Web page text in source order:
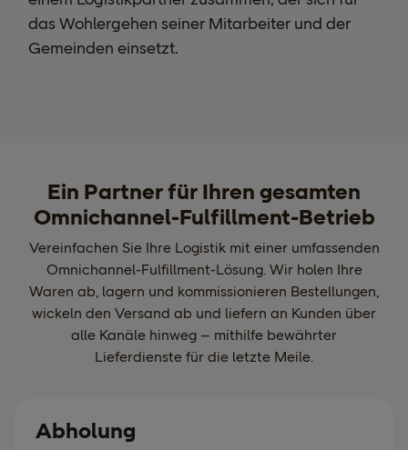
das Wohlergehen seiner Mitarbeiter und der
Gemeinden einsetzt.
Ein Partner für Ihren gesamten
Omnichannel-Fulfillment-Betrieb
Vereinfachen Sie Ihre Logistik mit einer umfassenden
Omnichannel-Fulfillment-Lösung. Wir holen Ihre
Waren ab, lagern und kommissionieren Bestellungen,
wickeln den Versand ab und liefern an Kunden über
alle Kanäle hinweg – mithilfe bewährter
Lieferdienste für die letzte Meile.
Abholung